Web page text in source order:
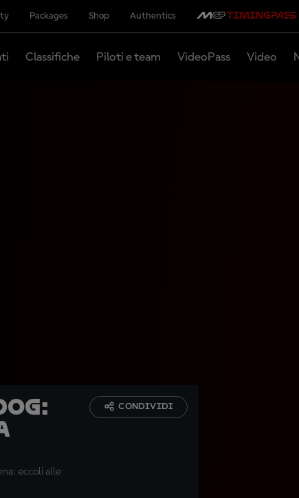
Packages Shop Authentics
Classifiche Piloti e team VideoPass Video
eccoli alle
CONDIVIDI